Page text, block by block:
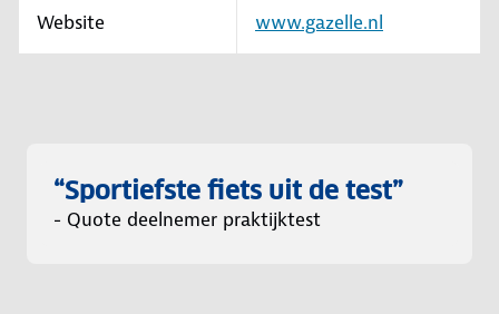
Website www.gazelle.nl
“Sportiefste fiets uit de test”
- Quote deelnemer praktijktest